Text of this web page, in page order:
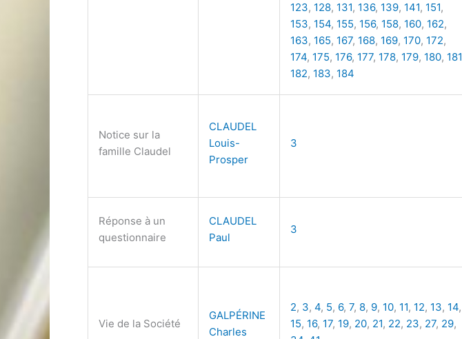
123, 128, 131, 136, 139, 141, 151,
153, 154, 155, 156, 158, 160, 162,
163, 165, 167, 168, 169, 170, 172,
174, 175, 176, 177, 178, 179, 180, 181
182, 183, 184
Notice sur la
famille Claudel
CLAUDEL
Louis-
Prosper
3
Réponse à un
questionnaire
CLAUDEL
Paul
3
Vie de la Société
GALPÉRINE
Charles
2, 3, 4, 5, 6, 7, 8, 9, 10, 11, 12, 13, 14,
15, 16, 17, 19, 20, 21, 22, 23, 27, 29,